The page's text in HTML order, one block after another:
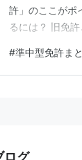
許」のここがポ
るには？ 旧免
ト)
#準中型免許ま
ログ